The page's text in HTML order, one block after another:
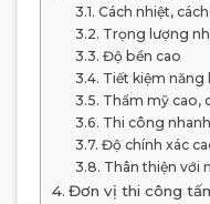
Cách nhiệt,
Trọng lượng
Độ bền cao
Tiết kiệm năng
Thẩm mỹ cao,
Thi công
Độ chính xác
Thân thiện với
Đơn vị thi công